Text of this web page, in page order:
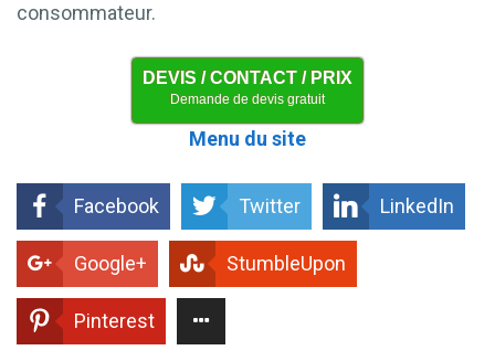
consommateur.
DEVIS / CONTACT / PRIX
Demande de devis gratuit
Menu du site
Facebook Twitter LinkedIn
Google+ StumbleUpon
Pinterest